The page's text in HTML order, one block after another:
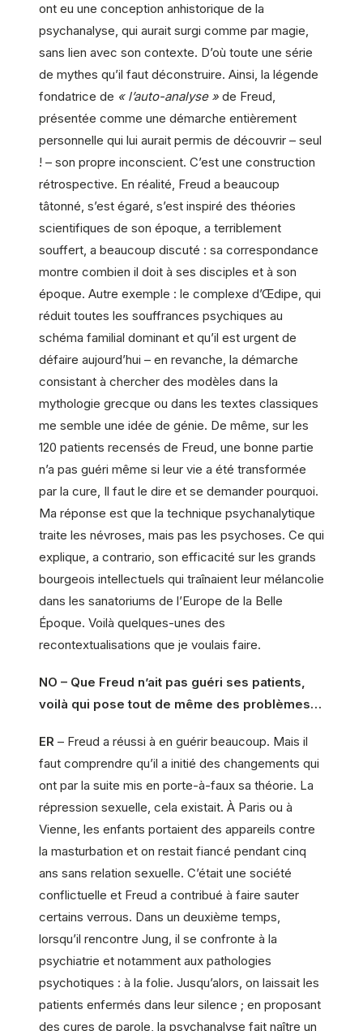
ont eu une conception anhistorique de la
psychanalyse, qui aurait surgi comme par magie,
sans lien avec son contexte. D’où toute une série
de mythes qu’il faut déconstruire. Ainsi, la légende
fondatrice de « l’auto-analyse » de Freud,
présentée comme une démarche entièrement
personnelle qui lui aurait permis de découvrir – seul
! – son propre inconscient. C’est une construction
rétrospective. En réalité, Freud a beaucoup
tâtonné, s’est égaré, s’est inspiré des théories
scientifiques de son époque, a terriblement
souffert, a beaucoup discuté : sa correspondance
montre combien il doit à ses disciples et à son
époque. Autre exemple : le complexe d’Œdipe, qui
réduit toutes les souffrances psychiques au
schéma familial dominant et qu’il est urgent de
défaire aujourd’hui – en revanche, la démarche
consistant à chercher des modèles dans la
mythologie grecque ou dans les textes classiques
me semble une idée de génie. De même, sur les
120 patients recensés de Freud, une bonne partie
n’a pas guéri même si leur vie a été transformée
par la cure, Il faut le dire et se demander pourquoi.
Ma réponse est que la technique psychanalytique
traite les névroses, mais pas les psychoses. Ce qui
explique, a contrario, son efficacité sur les grands
bourgeois intellectuels qui traînaient leur mélancolie
dans les sanatoriums de l’Europe de la Belle
Époque. Voilà quelques-unes des
recontextualisations que je voulais faire.
NO – Que Freud n’ait pas guéri ses patients,
voilà qui pose tout de même des problèmes…
ER – Freud a réussi à en guérir beaucoup. Mais il
faut comprendre qu’il a initié des changements qui
ont par la suite mis en porte-à-faux sa théorie. La
répression sexuelle, cela existait. À Paris ou à
Vienne, les enfants portaient des appareils contre
la masturbation et on restait fiancé pendant cinq
ans sans relation sexuelle. C’était une société
conflictuelle et Freud a contribué à faire sauter
certains verrous. Dans un deuxième temps,
lorsqu’il rencontre Jung, il se confronte à la
psychiatrie et notamment aux pathologies
psychotiques : à la folie. Jusqu’alors, on laissait les
patients enfermés dans leur silence ; en proposant
des cures de parole, la psychanalyse fait naître un